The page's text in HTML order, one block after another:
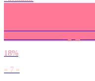
18%
« 7 »